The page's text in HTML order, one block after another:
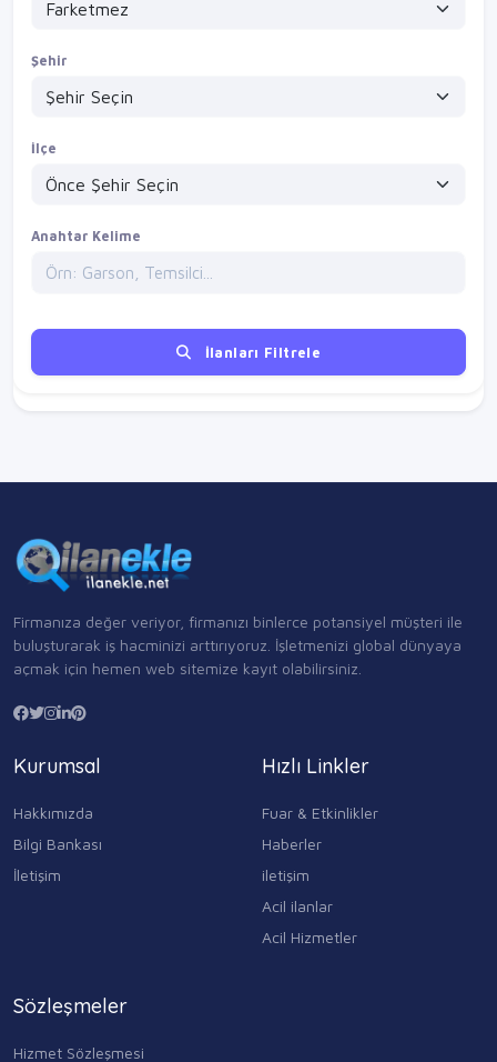
Şehir
İlçe
Anahtar Kelime
İlanları Filtrele
Firmanıza değer veriyor, firmanızı binlerce potansiyel müşteri ile
buluşturarak iş hacminizi arttırıyoruz. İşletmenizi global dünyaya
açmak için hemen web sitemize kayıt olabilirsiniz.
Kurumsal
Hakkımızda
Bilgi Bankası
İletişim
Hızlı Linkler
Fuar & Etkinlikler
Haberler
iletişim
Acil ilanlar
Acil Hizmetler
Sözleşmeler
Hizmet Sözleşmesi